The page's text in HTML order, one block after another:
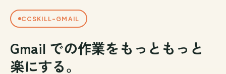
CCSKILL-GMAIL
Gmail での作業をもっともっと
楽にする。